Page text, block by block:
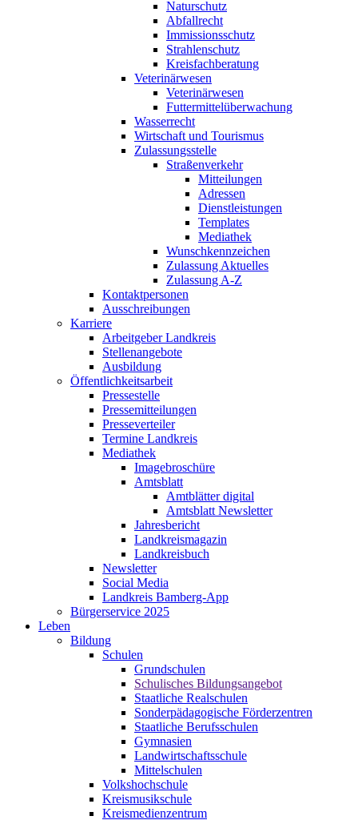
Naturschutz
Abfallrecht
Immissionsschutz
Strahlenschutz
Kreisfachberatung
Veterinärwesen
Veterinärwesen
Futtermittelüberwachung
Wasserrecht
Wirtschaft und Tourismus
Zulassungsstelle
Straßenverkehr
Mitteilungen
Adressen
Dienstleistungen
Templates
Mediathek
Wunschkennzeichen
Zulassung Aktuelles
Zulassung A-Z
Kontaktpersonen
Ausschreibungen
Karriere
Arbeitgeber Landkreis
Stellenangebote
Ausbildung
Öffentlichkeitsarbeit
Pressestelle
Pressemitteilungen
Presseverteiler
Termine Landkreis
Mediathek
Imagebroschüre
Amtsblatt
Amtblätter digital
Amtsblatt Newsletter
Jahresbericht
Landkreismagazin
Landkreisbuch
Newsletter
Social Media
Landkreis Bamberg-App
Bürgerservice 2025
Leben
Bildung
Schulen
Grundschulen
Schulisches Bildungsangebot
Staatliche Realschulen
Sonderpädagogische Förderzentren
Staatliche Berufsschulen
Gymnasien
Landwirtschaftsschule
Mittelschulen
Volkshochschule
Kreismusikschule
Kreismedienzentrum